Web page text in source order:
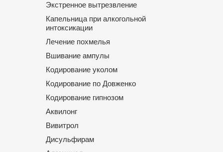
Экстренное вытрезвление
Капельница при алкогольной
интоксикации
Лечение похмелья
Вшивание ампулы
Кодирование уколом
Кодирование по Довженко
Кодирование гипнозом
Аквилонг
Вивитрол
Дисульфирам